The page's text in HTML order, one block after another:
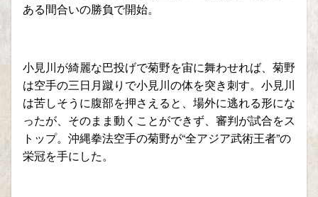
ある間合いの勝負で開始。
小見川が綺麗な巴投げで菊野を宙に舞わせれば、菊野
は空手の三日月蹴りで小見川の体を突き刺す。小見川
は苦しそうに腹部を押さえると、場外に逃れる形にな
ったが、そのまま動くことができず、審判が試合をス
トップ。沖縄拳法空手の菊野が“全アジア武術王者”の
栄冠を手にした。